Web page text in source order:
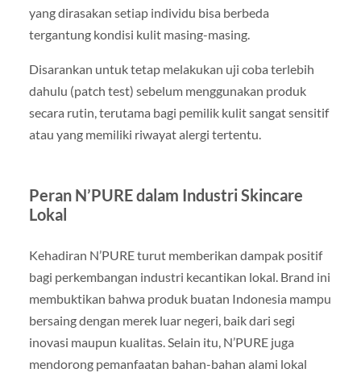
yang dirasakan setiap individu bisa berbeda
tergantung kondisi kulit masing-masing.
Disarankan untuk tetap melakukan uji coba terlebih
dahulu (patch test) sebelum menggunakan produk
secara rutin, terutama bagi pemilik kulit sangat sensitif
atau yang memiliki riwayat alergi tertentu.
Peran N’PURE dalam Industri Skincare
Lokal
Kehadiran N’PURE turut memberikan dampak positif
bagi perkembangan industri kecantikan lokal. Brand ini
membuktikan bahwa produk buatan Indonesia mampu
bersaing dengan merek luar negeri, baik dari segi
inovasi maupun kualitas. Selain itu, N’PURE juga
mendorong pemanfaatan bahan-bahan alami lokal